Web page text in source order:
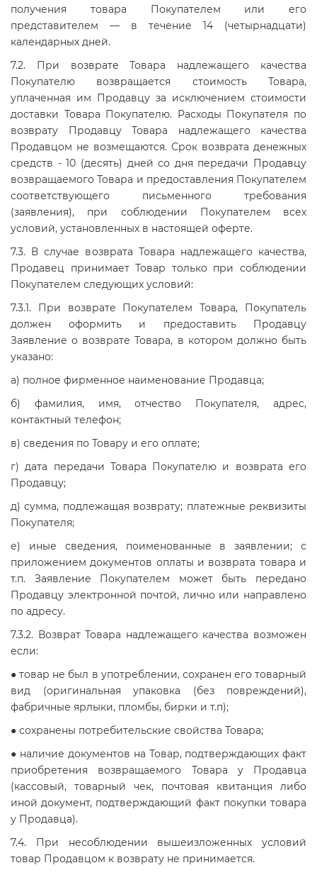
получения товара Покупателем или его
представителем — в течение 14 (четырнадцати)
календарных дней.
7.2. При возврате Товара надлежащего качества
Покупателю возвращается стоимость Товара,
уплаченная им Продавцу за исключением стоимости
доставки Товара Покупателю. Расходы Покупателя по
возврату Продавцу Товара надлежащего качества
Продавцом не возмещаются. Срок возврата денежных
средств - 10 (десять) дней со дня передачи Продавцу
возвращаемого Товара и предоставления Покупателем
соответствующего письменного требования
(заявления), при соблюдении Покупателем всех
условий, установленных в настоящей оферте.
7.3. В случае возврата Товара надлежащего качества,
Продавец принимает Товар только при соблюдении
Покупателем следующих условий:
7.3.1. При возврате Покупателем Товара, Покупатель
должен оформить и предоставить Продавцу
Заявление о возврате Товара, в котором должно быть
указано:
а) полное фирменное наименование Продавца;
б) фамилия, имя, отчество Покупателя, адрес,
контактный телефон;
в) сведения по Товару и его оплате;
г) дата передачи Товара Покупателю и возврата его
Продавцу;
д) сумма, подлежащая возврату; платежные реквизиты
Покупателя;
е) иные сведения, поименованные в заявлении; с
приложением документов оплаты и возврата товара и
т.п. Заявление Покупателем может быть передано
Продавцу электронной почтой, лично или направлено
по адресу.
7.3.2. Возврат Товара надлежащего качества возможен
если:
● товар не был в употреблении, сохранен его товарный
вид (оригинальная упаковка (без повреждений),
фабричные ярлыки, пломбы, бирки и т.п);
● сохранены потребительские свойства Товара;
● наличие документов на Товар, подтверждающих факт
приобретения возвращаемого Товара у Продавца
(кассовый, товарный чек, почтовая квитанция либо
иной документ, подтверждающий факт покупки товара
у Продавца).
7.4. При несоблюдении вышеизложенных условий
товар Продавцом к возврату не принимается.